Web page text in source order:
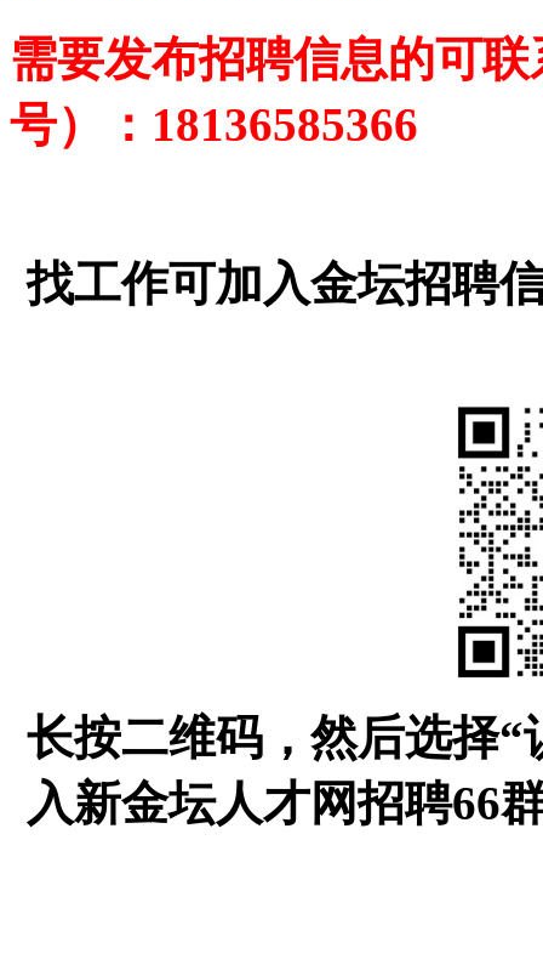
需要发布招聘信息的可
号） ：18136585366
找工作可加入金坛招聘
长按二维码，然后选择
入新金坛人才网招聘66